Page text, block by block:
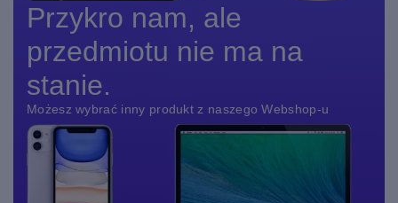
Przykro nam, ale
przedmiotu nie ma na
stanie.
Możesz wybrać inny produkt z naszego Webshop-u